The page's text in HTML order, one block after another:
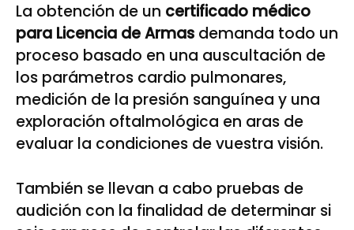
La obtención de un certificado médico
para Licencia de Armas demanda todo un
proceso basado en una auscultación de
los parámetros cardio pulmonares,
medición de la presión sanguínea y una
exploración oftalmológica en aras de
evaluar la condiciones de vuestra visión.
También se llevan a cabo pruebas de
audición con la finalidad de determinar si